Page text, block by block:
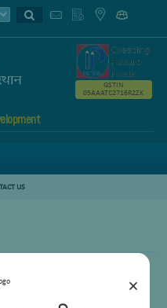
×
GSTIN
05AAATC2716R2ZK
US